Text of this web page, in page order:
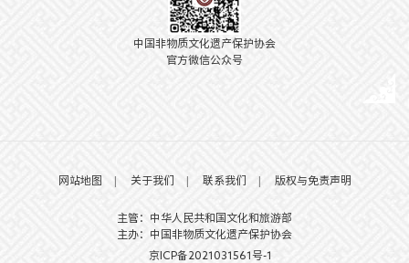
中国非物质文化遗产保护协会
官方微信公众号
网站地图 | 关于我们 | 联系我们 | 版权与免责声明
主管：中华人民共和国文化和旅游部
主办：中国非物质文化遗产保护协会
京ICP备2021031561号-1